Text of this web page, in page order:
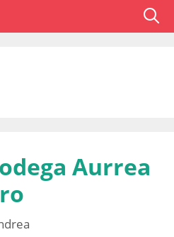
Aurrea